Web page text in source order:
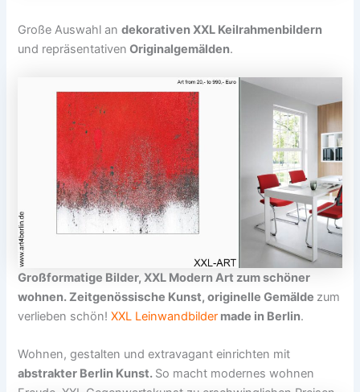
Große Auswahl andekorativen XXL Keilrahmenbildern
und repräsentativen Originalgemälden.
Großformatige Bilder, XXL Modern Art zum schöner
wohnen. Zeitgenössische Kunst, originelle Gemälde zum
verlieben schön!XXL Leinwandbilder made in Berlin.
Wohnen, gestalten und extravagant einrichten mit
abstrakter Berlin Kunst. So macht modernes wohnen